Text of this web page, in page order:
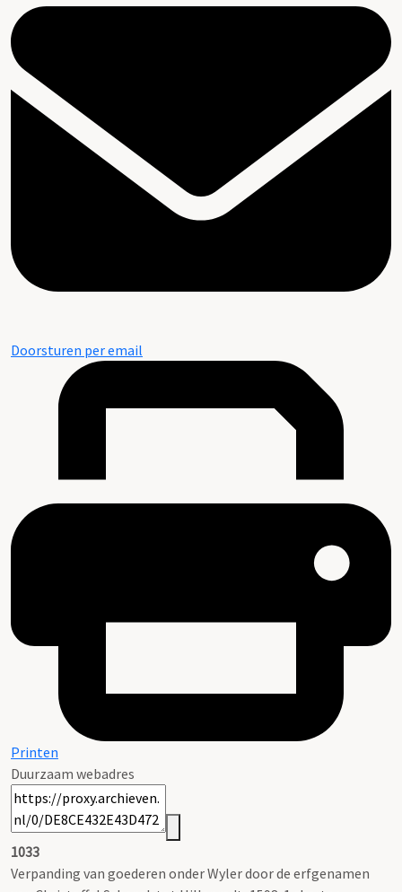
Doorsturen per email
Printen
Duurzaam webadres
1033
Verpanding van goederen onder Wyler door de erfgenamen